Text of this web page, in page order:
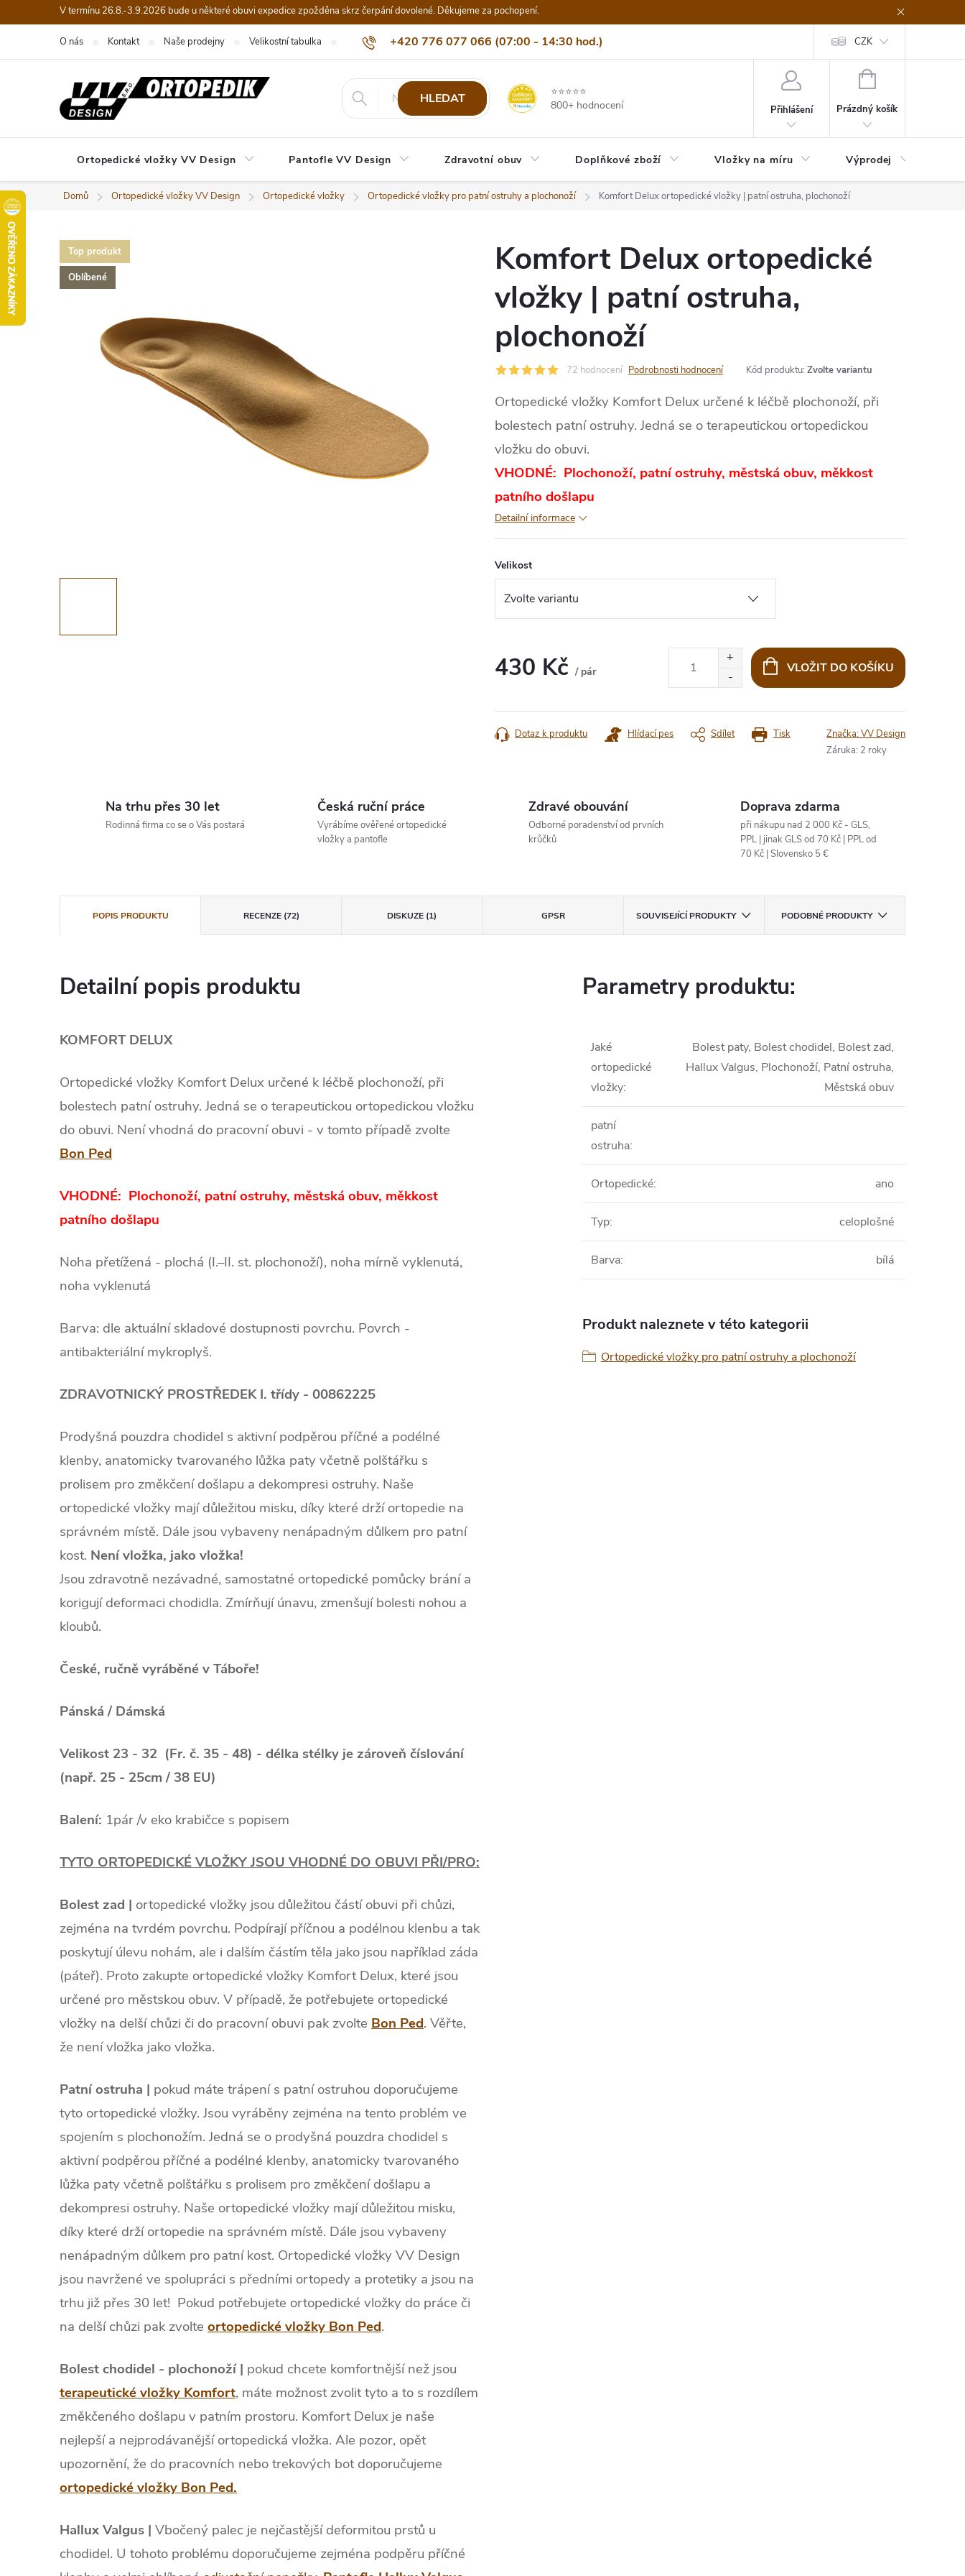
na
V termínu 26.8.-3.9.2026 bude u některé obuvi expedice zpožděna skrz čerpání dovolené. Děkujeme za pochopení.
+420 776 077 066 (07:00 - 14:30 hod.)
info@eshop-vvdesign.cz
O nás Kontakt Naše prodejny Velikostní tabulka Nejčastější dotazy Naši odběratelé Doprava a platba Vrácení, výměna nebo
CZK
HLEDAT
⭐⭐⭐⭐⭐
800+ hodnocení
Přihlášení
NÁKUPNÍ
Prázdný košík
Ortopedické vložky VV Design Pantofle VV Design Zdravotní obuv Doplňkové zboží Vložky na míru Výprodej
Domů Ortopedické vložky VV Design Ortopedické vložky Ortopedické vložky pro patní ostruhy a plochonoží Komfort Delux ortopedické vložky | patní ostruha, plochonoží
Top produkt
Oblíbené
Komfort Delux ortopedické
vložky | patní ostruha,
plochonoží
72 hodnocení Podrobnosti hodnocení Kód produktu: Zvolte variantu
Ortopedické vložky Komfort Delux určené k léčbě plochonoží, při
bolestech patní ostruhy. Jedná se o terapeutickou ortopedickou
vložku do obuvi.
VHODNÉ: Plochonoží, patní ostruhy, městská obuv, měkkost
patního došlapu
Detailní informace
Velikost
430 Kč / pár
VLOŽIT DO KOŠÍKU
Tisk
Dotaz k produktu Hlídací pes Sdílet Značka:VV Design
Záruka: 2 roky
Na trhu přes 30 let
Rodinná firma co se o Vás postará
Česká ruční práce
Vyrábíme ověřené ortopedické
vložky a pantofle
Zdravé obouvání
Odborné poradenství od prvních
krůčků
Doprava zdarma
při nákupu nad 2 000 Kč - GLS,
PPL | jinak GLS od 70 Kč | PPL od
70 Kč | Slovensko 5 €
POPIS PRODUKTU RECENZE (72) DISKUZE (1) GPSR SOUVISEJÍCÍ PRODUKTY PODOBNÉ PRODUKTY
Detailní popis produktu
KOMFORT DELUX
Ortopedické vložky Komfort Delux určené k léčbě plochonoží, při
bolestech patní ostruhy. Jedná se o terapeutickou ortopedickou vložku
do obuvi. Není vhodná do pracovní obuvi - v tomto případě zvolte
Bon Ped
VHODNÉ: Plochonoží, patní ostruhy, městská obuv, měkkost
patního došlapu
Noha přetížená - plochá (I.–II. st. plochonoží), noha mírně vyklenutá,
noha vyklenutá
Barva: dle aktuální skladové dostupnosti povrchu. Povrch -
antibakteriální mykroplyš.
ZDRAVOTNICKÝ PROSTŘEDEK I. třídy - 00862225
Prodyšná pouzdra chodidel s aktivní podpěrou příčné a podélné
klenby, anatomicky tvarovaného lůžka paty včetně polštářku s
prolisem pro změkčení došlapu a dekompresi ostruhy. Naše
ortopedické vložky mají důležitou misku, díky které drží ortopedie na
správném místě. Dále jsou vybaveny nenápadným důlkem pro patní
kost. Není vložka, jako vložka!
Jsou zdravotně nezávadné, samostatné ortopedické pomůcky brání a
korigují deformaci chodidla. Zmírňují únavu, zmenšují bolesti nohou a
kloubů.
České, ručně vyráběné v Táboře!
Pánská / Dámská
Velikost 23 - 32 (Fr. č. 35 - 48) - délka stélky je zároveň číslování
(např. 25 - 25cm / 38 EU)
Balení: 1pár /v eko krabičce s popisem
TYTO ORTOPEDICKÉ VLOŽKY JSOU VHODNÉ DO OBUVI PŘI/PRO:
Bolest zad | ortopedické vložky jsou důležitou částí obuvi při chůzi,
zejména na tvrdém povrchu. Podpírají příčnou a podélnou klenbu a tak
poskytují úlevu nohám, ale i dalším částím těla jako jsou například záda
(páteř). Proto zakupte ortopedické vložky Komfort Delux, které jsou
určené pro městskou obuv. V případě, že potřebujete ortopedické
vložky na delší chůzi či do pracovní obuvi pak zvolte Bon Ped. Věřte,
že není vložka jako vložka.
Patní ostruha | pokud máte trápení s patní ostruhou doporučujeme
tyto ortopedické vložky. Jsou vyráběny zejména na tento problém ve
spojením s plochonožím. Jedná se o prodyšná pouzdra chodidel s
aktivní podpěrou příčné a podélné klenby, anatomicky tvarovaného
lůžka paty včetně polštářku s prolisem pro změkčení došlapu a
dekompresi ostruhy. Naše ortopedické vložky mají důležitou misku,
díky které drží ortopedie na správném místě. Dále jsou vybaveny
nenápadným důlkem pro patní kost. Ortopedické vložky VV Design
jsou navržené ve spolupráci s předními ortopedy a protetiky a jsou na
trhu již přes 30 let! Pokud potřebujete ortopedické vložky do práce či
na delší chůzi pak zvolte ortopedické vložky Bon Ped.
Bolest chodidel - plochonoží | pokud chcete komfortnější než jsou
terapeutické vložky Komfort, máte možnost zvolit tyto a to s rozdílem
změkčeného došlapu v patním prostoru. Komfort Delux je naše
nejlepší a nejprodávanější ortopedická vložka. Ale pozor, opět
upozornění, že do pracovních nebo trekových bot doporučujeme
ortopedické vložky Bon Ped.
Hallux Valgus | Vbočený palec je nejčastější deformitou prstů u
chodidel. U tohoto problému doporučujeme zejména podpěru příčné
Parametry produktu:
Jaké
ortopedické
vložky:
Bolest paty, Bolest chodidel, Bolest zad,
Hallux Valgus, Plochonoží, Patní ostruha,
Městská obuv
patní
ostruha:
Ortopedické: ano
Typ: celoplošné
Barva: bílá
Produkt naleznete v této kategorii
Ortopedické vložky pro patní ostruhy a plochonoží